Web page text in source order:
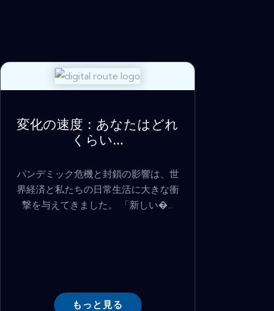
変化の速度：あなたはどれ
くらい...
パンデミック危機と封鎖の影響は、世
界経済と私たちの日常生活に大きな衝
撃を与えてきました。 「新しい�...
もっと見る